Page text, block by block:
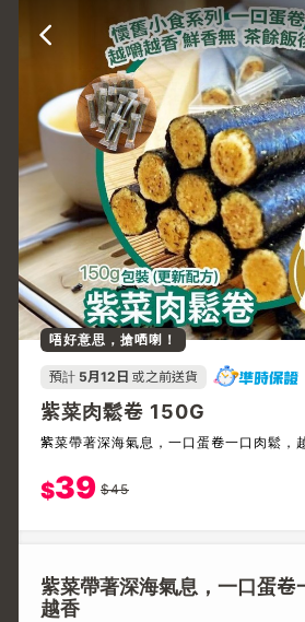
唔好意思，搶哂喇！
預計 5月12日 或之前送貨
紫菜肉鬆卷 150G
紫菜帶著深海氣息，一口蛋卷一口肉鬆，
$39 $45
紫菜帶著深海氣息，一口蛋卷
越香